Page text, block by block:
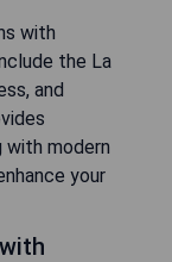
with
the La
and
modern
your